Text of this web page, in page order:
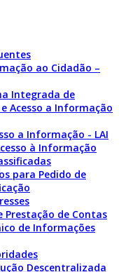
ao Cidadão –
Integrada de
Acesso a Informação
a Informação - LAI
à Informação
para Pedido de
Prestação de Contas
de Informações
Descentralizada